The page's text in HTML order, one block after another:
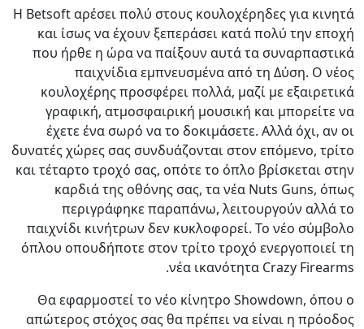
Η Betsoft αρέσει πολύ στους κουλοχέρηδες για κινητά
και ίσως να έχουν ξεπεράσει κατά πολύ την εποχή
που ήρθε η ώρα να παίξουν αυτά τα συναρπαστικά
παιχνίδια εμπνευσμένα από τη Δύση. Ο νέος
κουλοχέρης προσφέρει πολλά, μαζί με εξαιρετικά
γραφική, ατμοσφαιρική μουσική και μπορείτε να
έχετε ένα σωρό να το δοκιμάσετε. Αλλά όχι, αν οι
δυνατές χώρες σας συνδυάζονται στον επόμενο, τρίτο
και τέταρτο τροχό σας, οπότε το όπλο βρίσκεται στην
καρδιά της οθόνης σας, τα νέα Nuts Guns, όπως
περιγράφηκε παραπάνω, λειτουργούν αλλά το
παιχνίδι κινήτρων δεν κυκλοφορεί. Το νέο σύμβολο
όπλου οπουδήποτε στον τρίτο τροχό ενεργοποιεί τη
νέα ικανότητα Crazy Firearms.
Θα εφαρμοστεί το νέο κίνητρο Showdown, όπου ο
απώτερος στόχος σας θα πρέπει να είναι η πρόοδος